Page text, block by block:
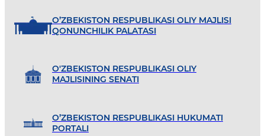
O’ZBEKISTON RESPUBLIKASI OLIY MAJLISI
QONUNCHILIK PALATASI
O'ZBEKISTON RESPUBLIKASI OLIY
MAJLISINING SENATI
O’ZBEKISTON RESPUBLIKASI HUKUMATI
PORTALI